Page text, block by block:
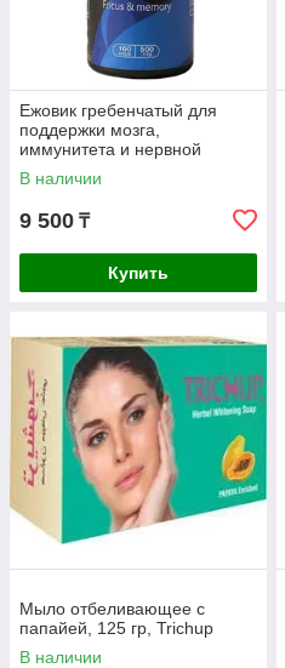
Ежовик гребенчатый для
поддержки мозга,
иммунитета и нервной
системы., 500мг, 100 кап, Dr.
Evenk
В наличии
9 500 ₸
Купить
Мыло отбеливающее с
папайей, 125 гр, Trichup
В наличии